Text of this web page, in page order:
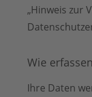
„Hinweis zur
Wie
Ihre Daten